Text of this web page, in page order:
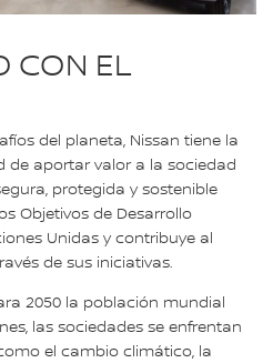
CON EL
del planeta, Nissan tiene la
de aportar valor a la sociedad
protegida y sostenible
Objetivos de Desarrollo
Unidas y contribuye al
de sus iniciativas.
2050 la población mundial
las sociedades se enfrentan
el cambio climático, la